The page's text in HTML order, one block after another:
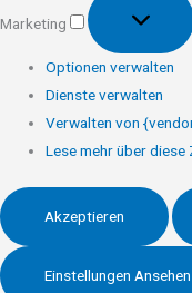
Marketing
Optionen verwalten
Dienste verwalten
Verwalten von
Lese mehr über diese
Akzeptieren
Einstellungen Ansehen